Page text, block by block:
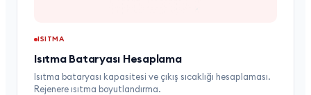
ISITMA
Isıtma Bataryası Hesaplama
Isıtma bataryası kapasitesi ve çıkış sıcaklığı hesaplaması.
Rejenere ısıtma boyutlandırma.